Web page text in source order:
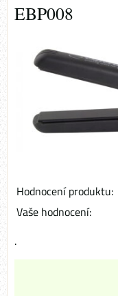
EBP008
Hodnocení produktu:
Vaše hodnocení:
.